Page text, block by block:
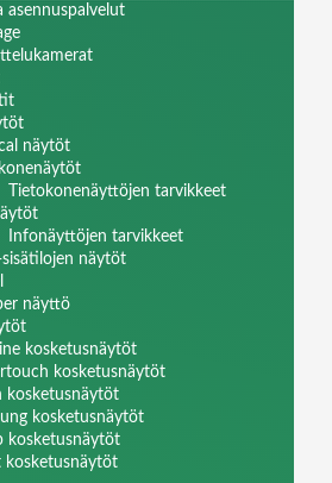
asennuspalvelut
näytöt
Tietokonenäyttöjen tarvikkeet
Infonäyttöjen tarvikkeet
sisätilojen näytöt
näyttö
kosketusnäytöt
kosketusnäytöt
kosketusnäytöt
kosketusnäytöt
kosketusnäytöt
kosketusnäytöt